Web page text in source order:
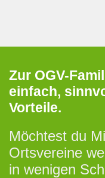
Zur OGV-
einfach,
Vorteile.
Möchtest du
Ortsvereine
in wenigen